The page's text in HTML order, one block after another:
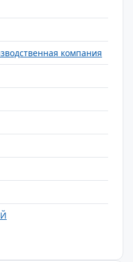
компания